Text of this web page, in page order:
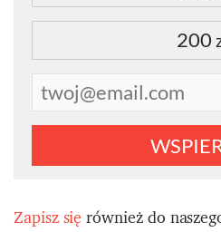
200
Zapisz sięrównież do